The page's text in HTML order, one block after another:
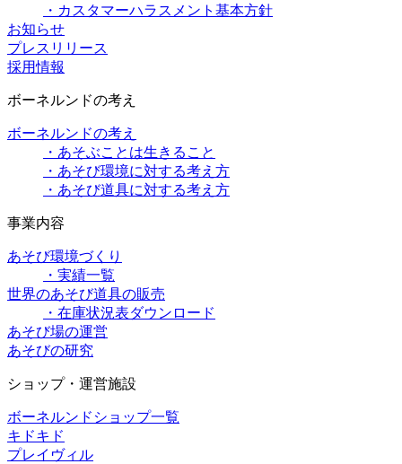
・カスタマーハラスメント基本方針
お知らせ
プレスリリース
採用情報
ボーネルンドの考え
ボーネルンドの考え
・あそぶことは生きること
・あそび環境に対する考え方
・あそび道具に対する考え方
事業内容
あそび環境づくり
・実績一覧
世界のあそび道具の販売
・在庫状況表ダウンロード
あそび場の運営
あそびの研究
ショップ・運営施設
ボーネルンドショップ一覧
キドキド
プレイヴィル